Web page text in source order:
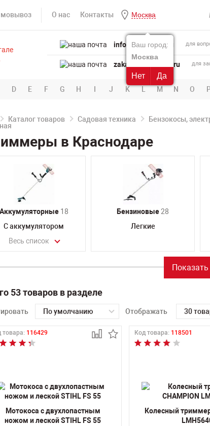
О нас Контакты Москва
Ваш город:
Москва
Нет Да
info@powertool.ru для
zakaz@powertool.ru для
D E F G H I J K L M N O
Каталог товаров Садовая техника Бензокосы,
в Краснодаре
18
C аккумулятором
Весь список
Бензиновые28
Легкие
Показать
53 товаров в разделе
По умолчанию Отображать 30
товара: 116429
Мотокоса c двухлопастным
ножом и леской STIHL FS 55
Код товара: 118501
Колесный